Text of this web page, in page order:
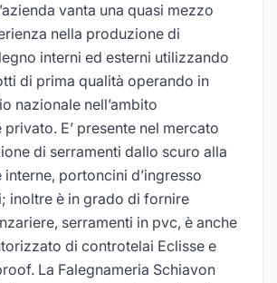
vanta una quasi mezzo
nella produzione di
interni ed esterni utilizzando
di prima qualità operando in
nazionale nell’ambito
E’ presente nel mercato
di serramenti dallo scuro alla
portoncini d’ingresso
inoltre è in grado di fornire
serramenti in pvc, è anche
di controtelai Eclisse e
La Falegnameria Schiavon